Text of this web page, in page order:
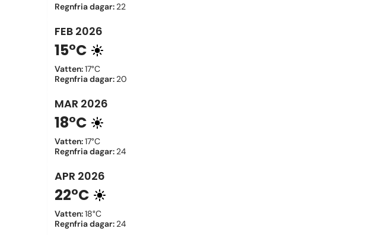
Regnfria dagar: 22
FEB 2026
15°C
Vatten:17°C
Regnfria dagar: 20
MAR 2026
18°C
Vatten:17°C
Regnfria dagar: 24
APR 2026
22°C
Vatten:18°C
Regnfria dagar: 24